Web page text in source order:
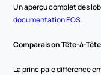
documentation EOS.
Comparaison Tête-à-Tête
La principale différence